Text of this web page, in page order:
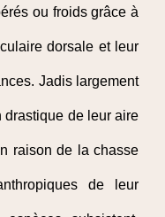
ou froids grâce à
dorsale et leur
Jadis largement
drastique de leur aire
raison de la chasse
de leur